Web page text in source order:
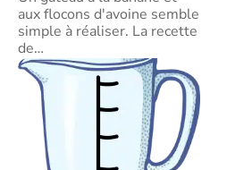
aux flocons d'avoine semble
simple à réaliser. La recette
de…